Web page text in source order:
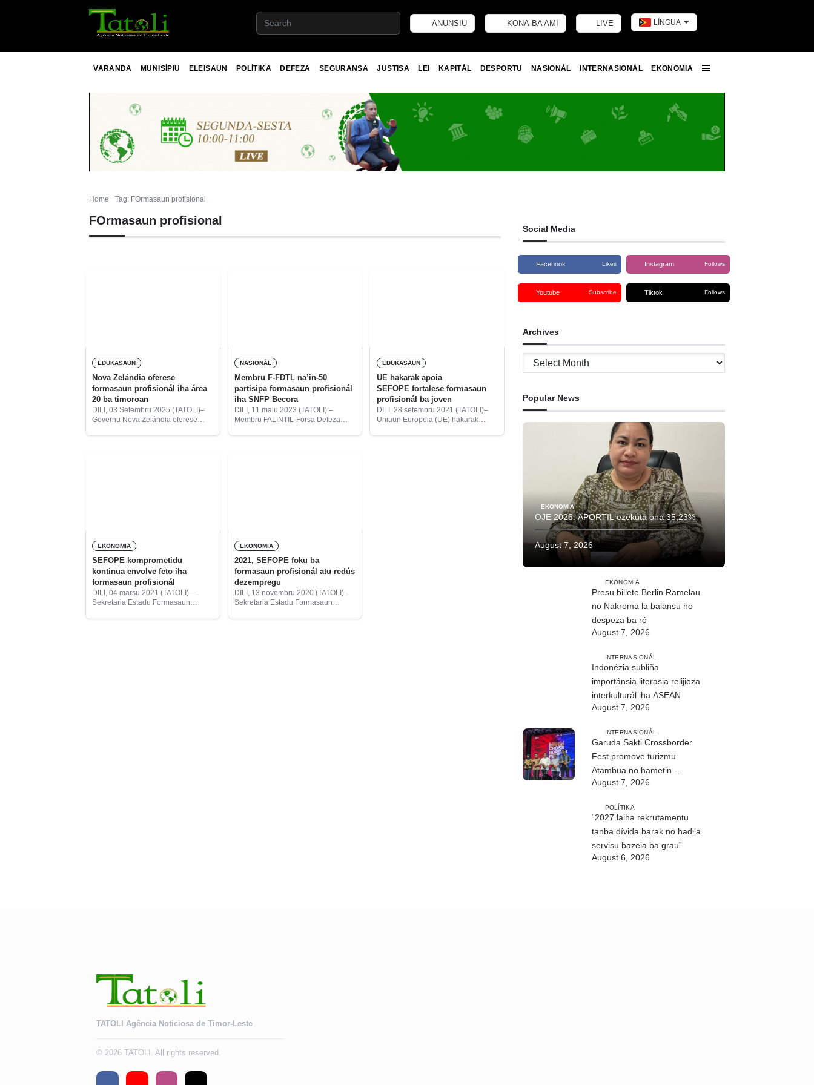
ANUNSIU KONA-BA AMI LIVE LÍNGUA
VARANDA MUNISÍPIU ELEISAUN POLÍTIKA DEFEZA SEGURANSA JUSTISA LEI KAPITÁL DESPORTU NASIONÁL INTERNASIONÁL
EKONOMIA
Home Tag: FOrmasaun profisional
FOrmasaun profisional
EDUKASAUN
Nova Zelándia oferese
formasaun profisionál iha área
20 ba timoroan
DILI, 03 Setembru 2025 (TATOLI)–
Governu Nova Zelándia oferese
NASIONÁL
Membru F-FDTL na’in-50
partisipa formasaun profisionál
iha SNFP Becora
DILI, 11 maiu 2023 (TATOLI) –
Membru FALINTIL-Forsa Defeza
EDUKASAUN
UE hakarak apoia
SEFOPE fortalese formasaun
profisionál ba joven
DILI, 28 setembru 2021 (TATOLI)–
Uniaun Europeia (UE) hakarak
EKONOMIA
SEFOPE komprometidu
kontinua envolve feto iha
formasaun profisionál
DILI, 04 marsu 2021 (TATOLI)—
Sekretaria Estadu Formasaun
EKONOMIA
2021, SEFOPE foku ba
formasaun profisionál atu redús
dezempregu
DILI, 13 novembru 2020 (TATOLI)–
Sekretaria Estadu Formasaun
Social Media
Facebook Likes Instagram Follows
Youtube Subscribe Tiktok Follows
Archives
Archives
Popular News
EKONOMIA
OJE 2026: APORTIL ezekuta ona 35,23%
August 7, 2026
EKONOMIA
Presu billete Berlin Ramelau
no Nakroma la balansu ho
despeza ba ró
August 7, 2026
INTERNASIONÁL
Indonézia subliña
importánsia literasia relijioza
interkulturál iha ASEAN
August 7, 2026
INTERNASIONÁL
Garuda Sakti Crossborder
Fest promove turizmu
Atambua no hametin
relasaun TL–Indonézia
August 7, 2026
POLÍTIKA
“2027 laiha rekrutamentu
tanba dívida barak no hadi’a
servisu bazeia ba grau”
August 6, 2026
TATOLI Agência Noticiosa de Timor-Leste
© 2026 TATOLI. All rights reserved.